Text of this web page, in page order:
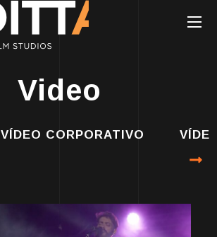
Video
VÍDEO CORPORATIVO